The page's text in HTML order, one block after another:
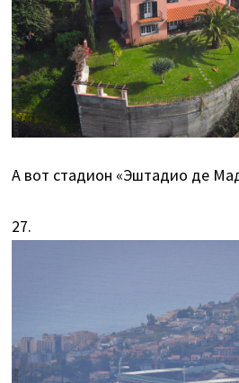
А вот стадион «Эштадио де
27.